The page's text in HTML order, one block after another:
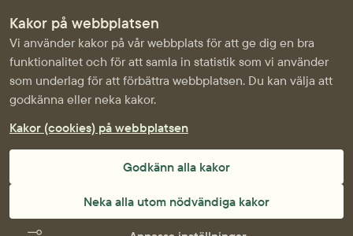
Kakor på webbplatsen
Vi använder kakor på vår webbplats för att ge dig en bra
funktionalitet och för att samla in statistik som vi använder
som underlag för att förbättra webbplatsen. Du kan välja att
godkänna eller neka kakor.
Kakor (cookies) på webbplatsen
Godkänn alla kakor
Neka alla utom nödvändiga kakor